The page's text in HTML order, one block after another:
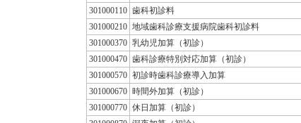
301000110 歯科初診料
301000210 地域歯科診療支援病院歯科初診料
301000370 乳幼児加算（初診）
301000470 歯科診療特別対応加算（初診）
301000570 初診時歯科診療導入加算
301000670 時間外加算（初診）
301000770 休日加算（初診）